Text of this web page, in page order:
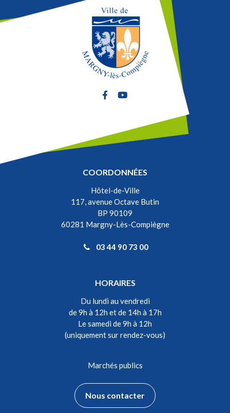
Lien vers le compte Facebook
Lien vers la chaîne Youtube
COORDONNÉES
Hôtel-de-Ville
117, avenue Octave Butin
BP 90109
60281 Margny-Lès-Compiègne
03 44 90 73 00
HORAIRES
Du lundi au vendredi
de 9h à 12h et de 14h à 17h
Le samedi de 9h à 12h
(uniquement sur rendez-vous)
Marchés publics
Nous contacter